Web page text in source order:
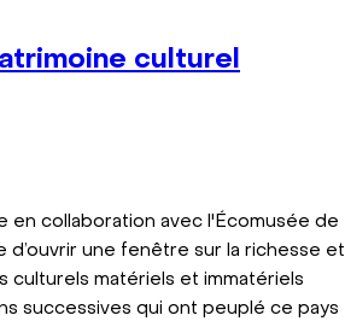
culturel
en collaboration avec l'Écomusée de
d’ouvrir une fenêtre sur la richesse et
culturels matériels et immatériels
successives qui ont peuplé ce pays